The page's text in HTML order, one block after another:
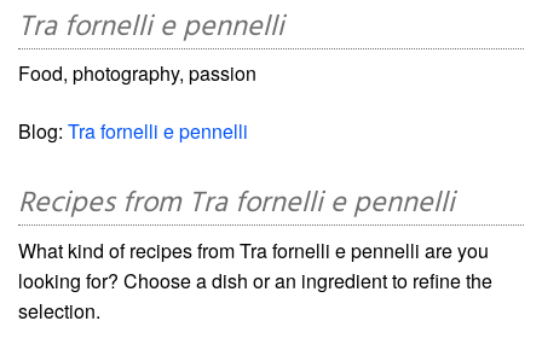
Tra fornelli e pennelli
Food, photography, passion
Blog: Tra fornelli e pennelli
Recipes from Tra fornelli e pennelli
What kind of recipes from Tra fornelli e pennelli are you
looking for? Choose a dish or an ingredient to refine the
selection.